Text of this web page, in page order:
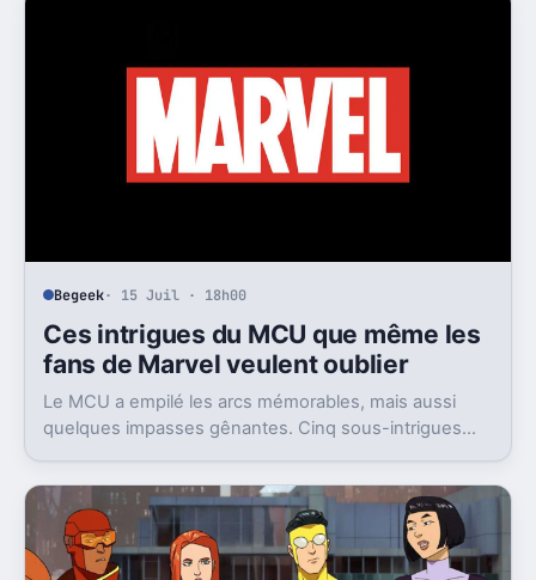
Begeek· 15 Juil · 18h00
Ces intrigues du MCU que même les
fans de Marvel veulent oublier
Le MCU a empilé les arcs mémorables, mais aussi
quelques impasses gênantes. Cinq sous-intrigues